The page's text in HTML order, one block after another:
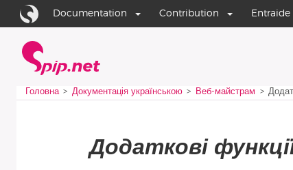
Aller au contenu
Aller à la navigation
Documentation Contribution Entraide
Vous êtes ici :
Головна Документація українською Веб-майстрам
Додаткові